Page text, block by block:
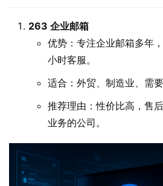
263 企业邮箱
优势：专注企业邮箱多年
小时客服。
适合：外贸、制造业、需
推荐理由：性价比高，售
业务的公司。